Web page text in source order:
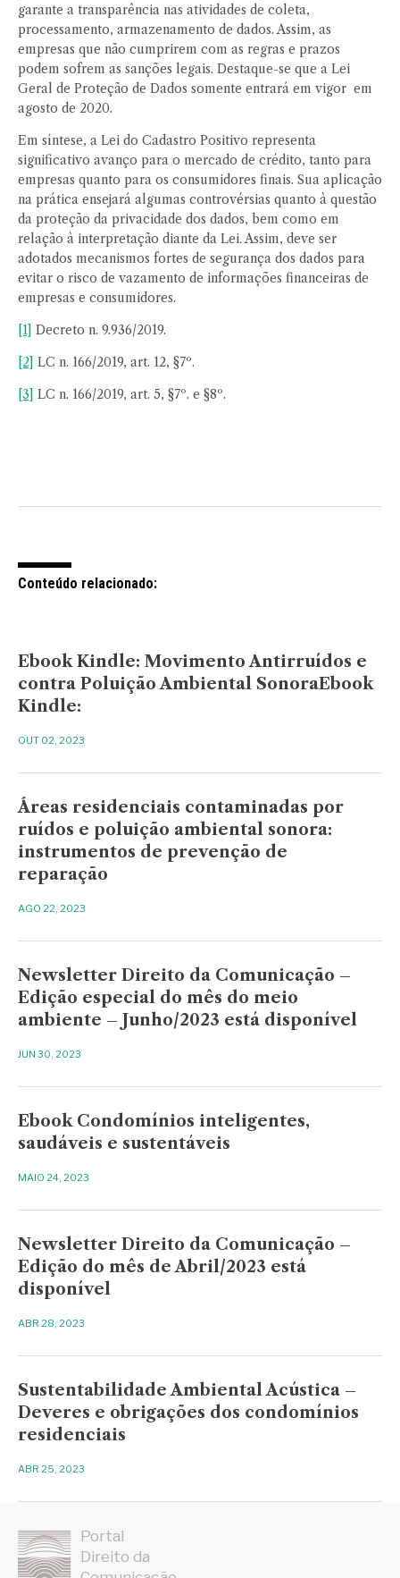
garante a transparência nas atividades de coleta,
processamento, armazenamento de dados. Assim, as
empresas que não cumprirem com as regras e prazos
podem sofrem as sanções legais. Destaque-se que a Lei
Geral de Proteção de Dados somente entrará em vigor em
agosto de 2020.
Em síntese, a Lei do Cadastro Positivo representa
significativo avanço para o mercado de crédito, tanto para
empresas quanto para os consumidores finais. Sua aplicação
na prática ensejará algumas controvérsias quanto à questão
da proteção da privacidade dos dados, bem como em
relação à interpretação diante da Lei. Assim, deve ser
adotados mecanismos fortes de segurança dos dados para
evitar o risco de vazamento de informações financeiras de
empresas e consumidores.
[1] Decreto n. 9.936/2019.
[2] LC n. 166/2019, art. 12, §7º.
[3] LC n. 166/2019, art. 5, §7º. e §8º.
Conteúdo relacionado:
Ebook Kindle: Movimento Antirruídos e
contra Poluição Ambiental SonoraEbook
Kindle:
OUT 02, 2023
Áreas residenciais contaminadas por
ruídos e poluição ambiental sonora:
instrumentos de prevenção de
reparação
AGO 22, 2023
Newsletter Direito da Comunicação –
Edição especial do mês do meio
ambiente – Junho/2023 está disponível
JUN 30, 2023
Ebook Condomínios inteligentes,
saudáveis e sustentáveis
MAIO 24, 2023
Newsletter Direito da Comunicação –
Edição do mês de Abril/2023 está
disponível
ABR 28, 2023
Sustentabilidade Ambiental Acústica –
Deveres e obrigações dos condomínios
residenciais
ABR 25, 2023
Portal
Direito da